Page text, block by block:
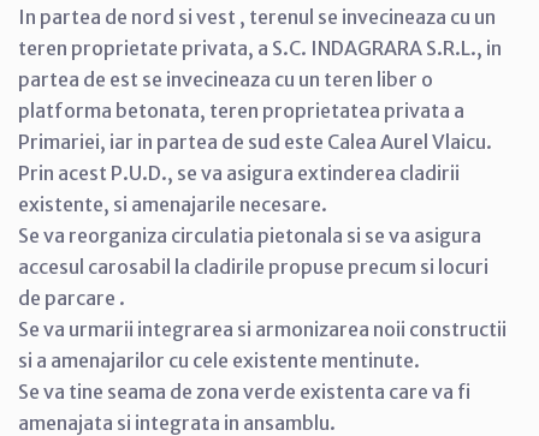
In partea de nord si vest , terenul se invecineaza cu un
teren proprietate privata, a S.C. INDAGRARA S.R.L., in
partea de est se invecineaza cu un teren liber o
platforma betonata, teren proprietatea privata a
Primariei, iar in partea de sud este Calea Aurel Vlaicu.
Prin acest P.U.D., se va asigura extinderea cladirii
existente, si amenajarile necesare.
Se va reorganiza circulatia pietonala si se va asigura
accesul carosabil la cladirile propuse precum si locuri
de parcare .
Se va urmarii integrarea si armonizarea noii constructii
si a amenajarilor cu cele existente mentinute.
Se va tine seama de zona verde existenta care va fi
amenajata si integrata in ansamblu.